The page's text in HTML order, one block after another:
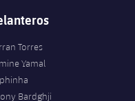
Torres
Yamal
Bardghji